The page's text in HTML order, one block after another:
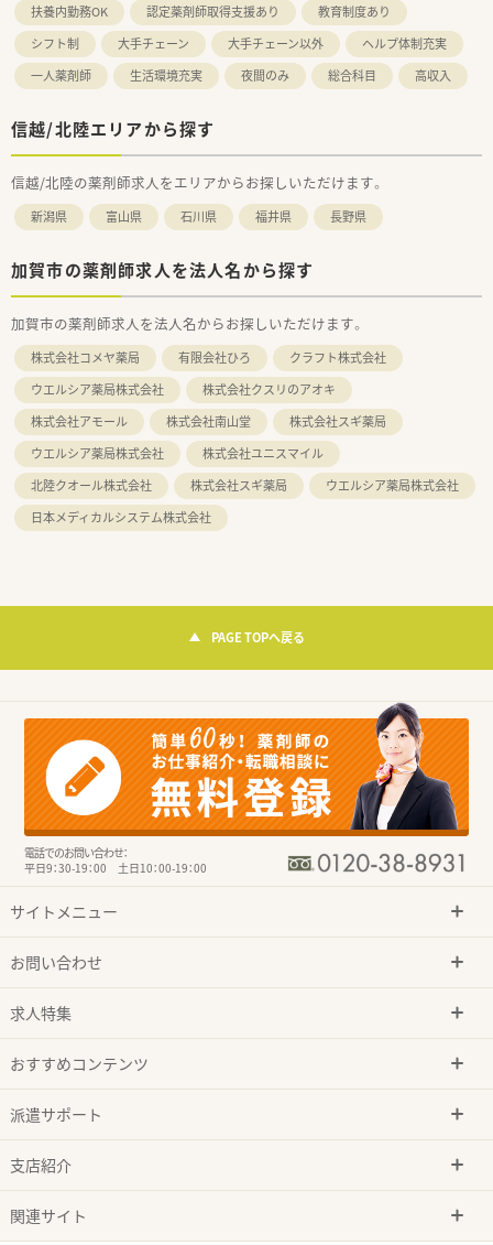
扶養内勤務OK
認定薬剤師取得支援あり
教育制度あり
シフト制
大手チェーン 大手チェーン以外
ヘルプ体制充実
一人薬剤師
生活環境充実 夜間のみ 総合科目 高収入
信越/北陸エリアから探す
信越/北陸の薬剤師求人をエリアからお探しいただけます。
新潟県 富山県 石川県 福井県 長野県
加賀市の薬剤師求人を法人名から探す
加賀市の薬剤師求人を法人名からお探しいただけます。
株式会社コメヤ薬局 有限会社ひろ
クラフト株式会社
ウエルシア薬局株式会社
株式会社クスリのアオキ
株式会社アモール
株式会社南山堂
株式会社スギ薬局
ウエルシア薬局株式会社
株式会社ユニスマイル
北陸クオール株式会社
株式会社スギ薬局
ウエルシア薬局株式会社
日本メディカルシステム株式会社
PAGE TOPへ戻る
電話でのお問い合わせ：
平日9：30-19：00 土日10：00-19：00
サイトメニュー
お問い合わせ
求人特集
おすすめコンテンツ
派遣サポート
支店紹介
関連サイト